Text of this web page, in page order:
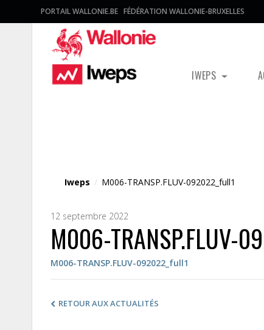
PORTAIL WALLONIE.BE FÉDÉRATION WALLONIE-BRUXELLES
IWEPS
Iweps / M006-TRANSP.FLUV-092022_full1
12 septembre 2022
M006-TRANSP.FLUV-
M006-TRANSP.FLUV-092022_full1
RETOUR AUX ACTUALITÉS